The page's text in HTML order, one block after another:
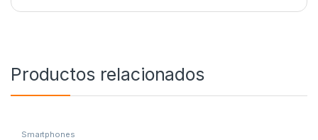
Productos relacionados
Smartphones